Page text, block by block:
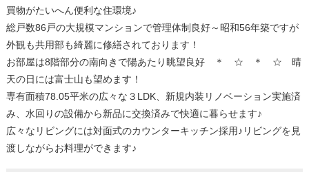
買物がたいへん便利な住環境♪
総戸数86戸の大規模マンションで管理体制良好～昭和56年築ですが
外観も共用部も綺麗に修繕されております！
お部屋は8階部分の南向きで陽あたり眺望良好 ＊ ☆ ＊ ☆ 晴
天の日には富士山も望めます！
専有面積78.05平米の広々な３LDK、新規内装リノベーション実施済
み、水回りの設備から新品に交換済みで快適に暮らせます♪
広々なリビングには対面式のカウンターキッチン採用♪リビングを見
渡しながらお料理ができます♪